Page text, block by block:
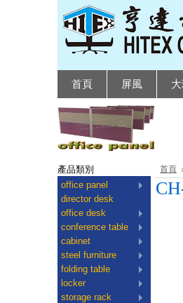
首頁 屏風
產品類別
office panel
director desk
office desk
conference table
cabinet
steel furniture
folding table
locker
storage rack
首頁